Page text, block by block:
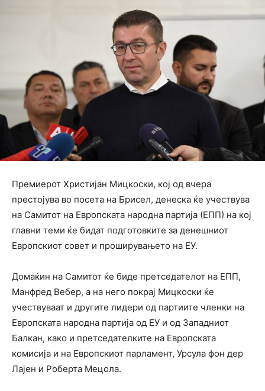
Премиерот Христијан Мицкоски, кој од вчера
престојува во посета на Брисел, денеска ќе учествува
на Самитот на Европската народна партија (ЕПП) на кој
главни теми ќе бидат подготовките за денешниот
Европскиот совет и проширувањето на ЕУ.
Домаќин на Самитот ќе биде претседателот на ЕПП,
Манфред Вебер, а на него покрај Мицкоски ќе
учествуваат и другите лидери од партиите членки на
Европската народна партија од ЕУ и од Западниот
Балкан, како и претседателките на Европската
комисија и на Европскиот парламент, Урсула фон дер
Лајен и Роберта Мецола.